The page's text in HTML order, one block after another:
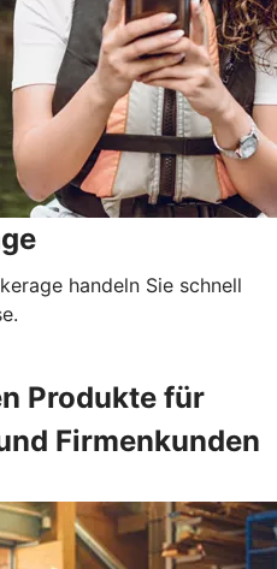
handeln Sie schnell
Produkte für
Firmenkunden